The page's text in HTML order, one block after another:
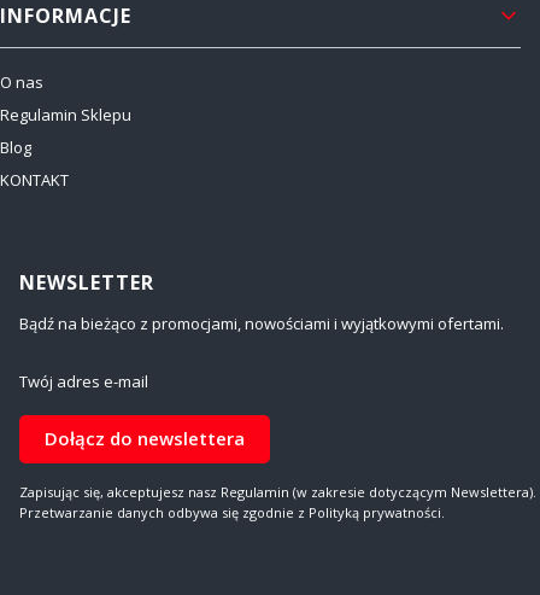
INFORMACJE
O nas
Regulamin Sklepu
Blog
KONTAKT
NEWSLETTER
Bądź na bieżąco z promocjami, nowościami i wyjątkowymi ofertami.
Twój adres e-mail
Dołącz do newslettera
Zapisując się, akceptujesz nasz Regulamin (w zakresie dotyczącym Newslettera).
Przetwarzanie danych odbywa się zgodnie z Polityką prywatności.